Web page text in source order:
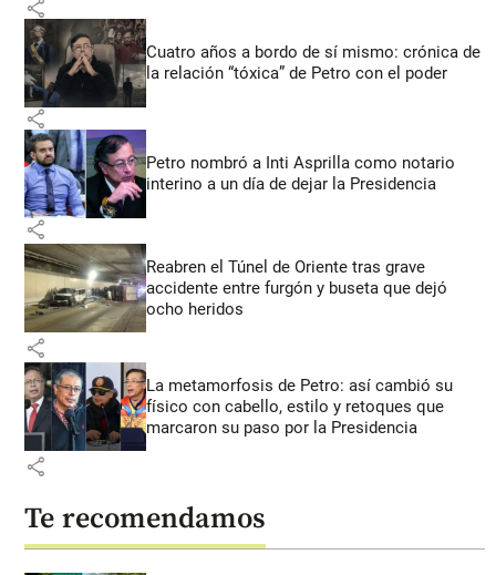
share
Cuatro años a bordo de sí mismo: crónica de
la relación “tóxica” de Petro con el poder
share
Petro nombró a Inti Asprilla como notario
interino a un día de dejar la Presidencia
share
Reabren el Túnel de Oriente tras grave
accidente entre furgón y buseta que dejó
ocho heridos
share
La metamorfosis de Petro: así cambió su
físico con cabello, estilo y retoques que
marcaron su paso por la Presidencia
share
Te recomendamos